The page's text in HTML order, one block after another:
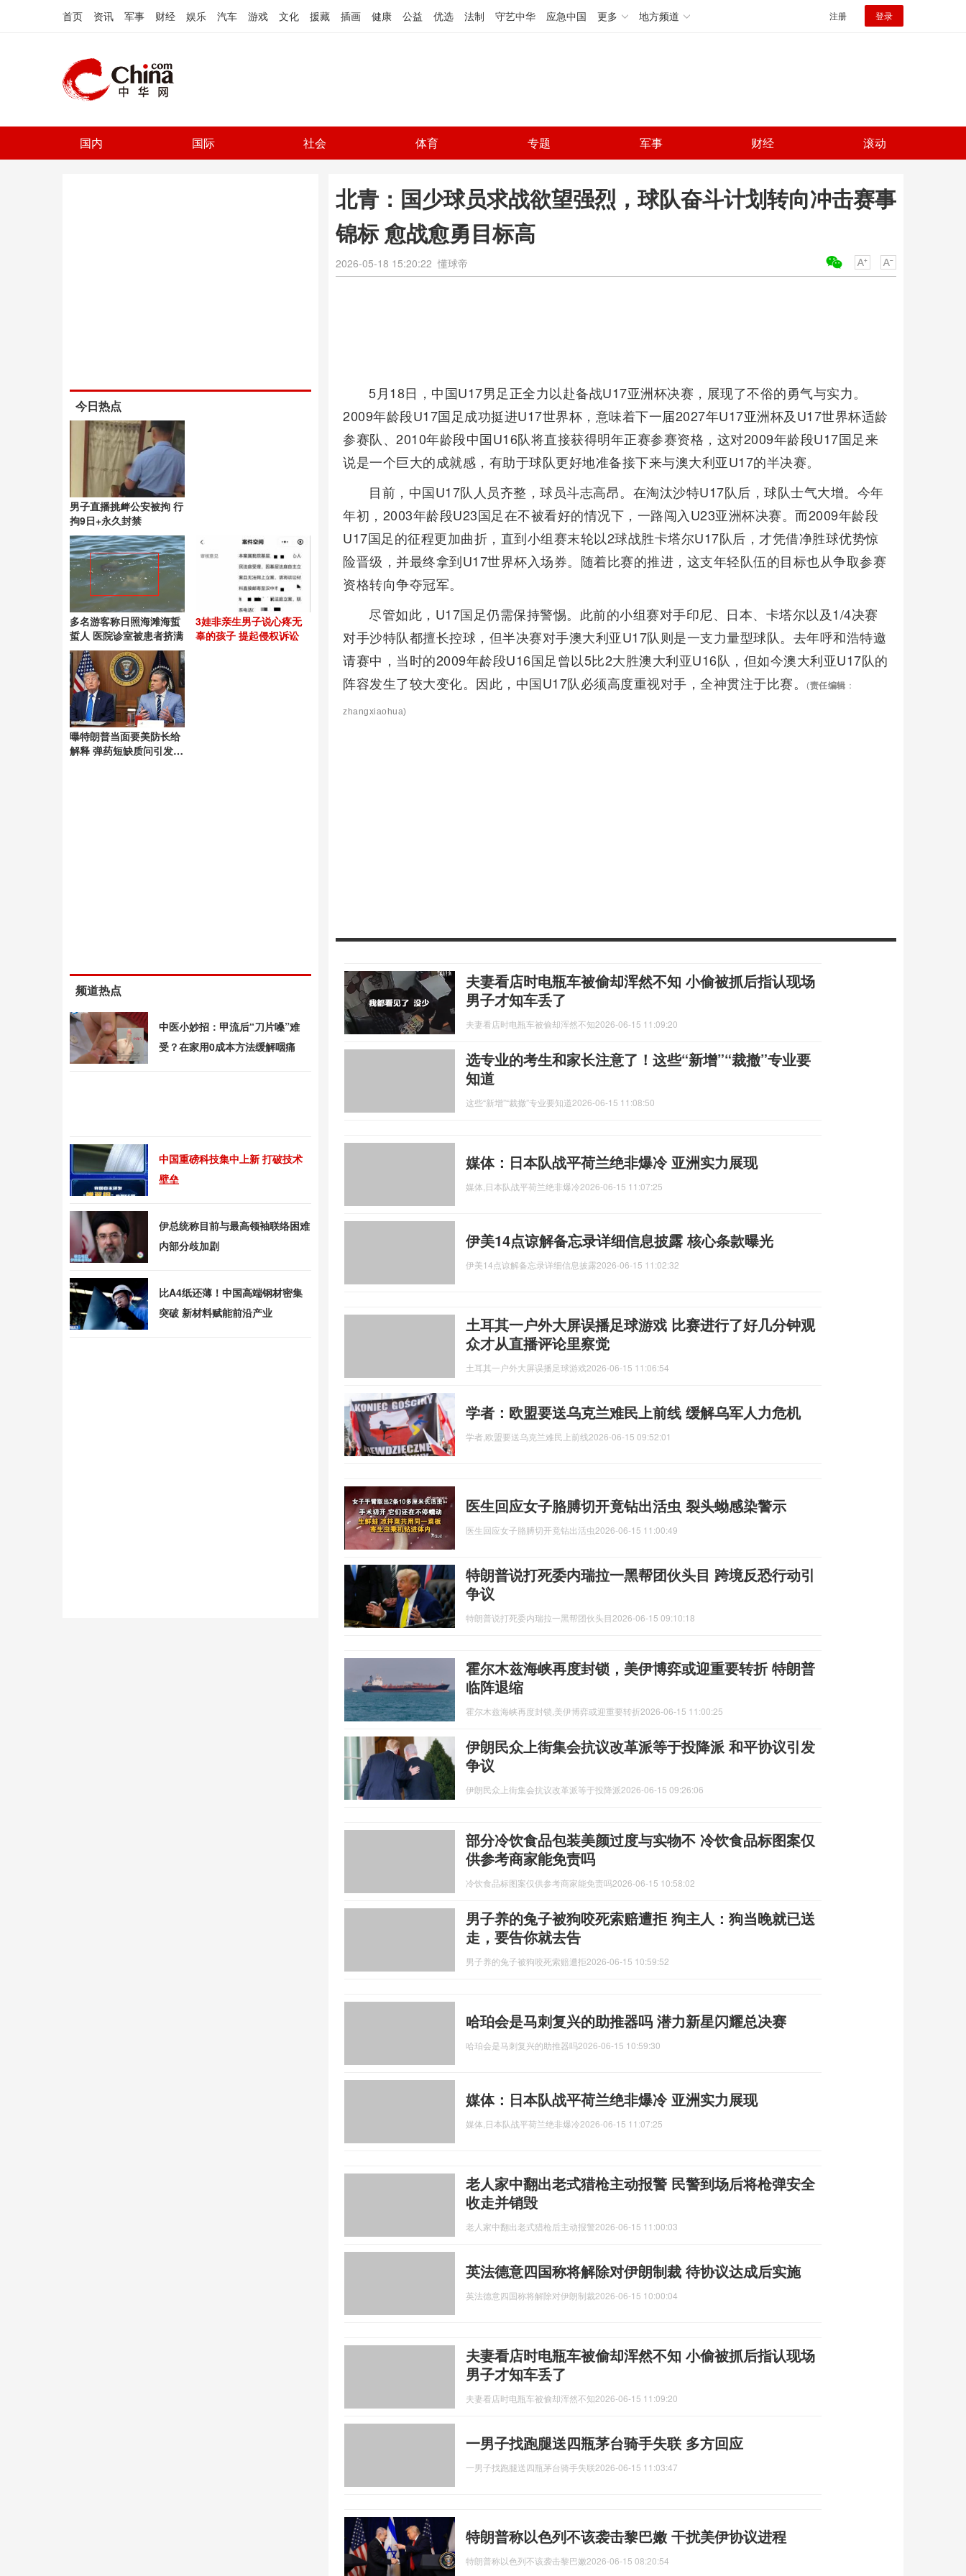
首页 资讯 军事 财经 娱乐 汽车 游戏 文化 援藏 插画 健康 公益 优选 法制 守艺中华 应急中国 更多 地方频道 注册 登录
国内 国际 社会 体育 专题 军事 财经 滚动
北青：国少球员求战欲望强烈，球队奋斗计划转向冲击赛事
锦标 愈战愈勇目标高
2026-05-18 15:20:22 懂球帝
5月18日，中国U17男足正全力以赴备战U17亚洲杯决赛，展现了不俗的勇气与实力。
2009年龄段U17国足成功挺进U17世界杯，意味着下一届2027年U17亚洲杯及U17世界杯适龄
参赛队、2010年龄段中国U16队将直接获得明年正赛参赛资格，这对2009年龄段U17国足来
说是一个巨大的成就感，有助于球队更好地准备接下来与澳大利亚U17的半决赛。
目前，中国U17队人员齐整，球员斗志高昂。在淘汰沙特U17队后，球队士气大增。今年
年初，2003年龄段U23国足在不被看好的情况下，一路闯入U23亚洲杯决赛。而2009年龄段
U17国足的征程更加曲折，直到小组赛末轮以2球战胜卡塔尔U17队后，才凭借净胜球优势惊
险晋级，并最终拿到U17世界杯入场券。随着比赛的推进，这支年轻队伍的目标也从争取参赛
资格转向争夺冠军。
尽管如此，U17国足仍需保持警惕。此前的小组赛对手印尼、日本、卡塔尔以及1/4决赛
对手沙特队都擅长控球，但半决赛对手澳大利亚U17队则是一支力量型球队。去年呼和浩特邀
请赛中，当时的2009年龄段U16国足曾以5比2大胜澳大利亚U16队，但如今澳大利亚U17队的
阵容发生了较大变化。因此，中国U17队必须高度重视对手，全神贯注于比赛。
(责任编辑 ：
zhangxiaohua)
夫妻看店时电瓶车被偷却浑然不知 小偷被抓后指认现场
男子才知车丢了
夫妻看店时电瓶车被偷却浑然不知2026-06-15 11:09:20
选专业的考生和家长注意了！这些“新增”“裁撤”专业要
知道
这些“新增”“裁撤”专业要知道2026-06-15 11:08:50
媒体：日本队战平荷兰绝非爆冷 亚洲实力展现
媒体,日本队战平荷兰绝非爆冷2026-06-15 11:07:25
伊美14点谅解备忘录详细信息披露 核心条款曝光
伊美14点谅解备忘录详细信息披露2026-06-15 11:02:32
土耳其一户外大屏误播足球游戏 比赛进行了好几分钟观
众才从直播评论里察觉
土耳其一户外大屏误播足球游戏2026-06-15 11:06:54
学者：欧盟要送乌克兰难民上前线 缓解乌军人力危机
学者,欧盟要送乌克兰难民上前线2026-06-15 09:52:01
医生回应女子胳膊切开竟钻出活虫 裂头蚴感染警示
医生回应女子胳膊切开竟钻出活虫2026-06-15 11:00:49
特朗普说打死委内瑞拉一黑帮团伙头目 跨境反恐行动引
争议
特朗普说打死委内瑞拉一黑帮团伙头目2026-06-15 09:10:18
霍尔木兹海峡再度封锁，美伊博弈或迎重要转折 特朗普
临阵退缩
霍尔木兹海峡再度封锁,美伊博弈或迎重要转折2026-06-15 11:00:25
伊朗民众上街集会抗议改革派等于投降派 和平协议引发
争议
伊朗民众上街集会抗议改革派等于投降派2026-06-15 09:26:06
部分冷饮食品包装美颜过度与实物不 冷饮食品标图案仅
供参考商家能免责吗
冷饮食品标图案仅供参考商家能免责吗2026-06-15 10:58:02
男子养的兔子被狗咬死索赔遭拒 狗主人：狗当晚就已送
走，要告你就去告
男子养的兔子被狗咬死索赔遭拒2026-06-15 10:59:52
哈珀会是马刺复兴的助推器吗 潜力新星闪耀总决赛
哈珀会是马刺复兴的助推器吗2026-06-15 10:59:30
媒体：日本队战平荷兰绝非爆冷 亚洲实力展现
媒体,日本队战平荷兰绝非爆冷2026-06-15 11:07:25
老人家中翻出老式猎枪主动报警 民警到场后将枪弹安全
收走并销毁
老人家中翻出老式猎枪后主动报警2026-06-15 11:00:03
英法德意四国称将解除对伊朗制裁 待协议达成后实施
英法德意四国称将解除对伊朗制裁2026-06-15 10:00:04
夫妻看店时电瓶车被偷却浑然不知 小偷被抓后指认现场
男子才知车丢了
夫妻看店时电瓶车被偷却浑然不知2026-06-15 11:09:20
一男子找跑腿送四瓶茅台骑手失联 多方回应
一男子找跑腿送四瓶茅台骑手失联2026-06-15 11:03:47
特朗普称以色列不该袭击黎巴嫩 干扰美伊协议进程
特朗普称以色列不该袭击黎巴嫩2026-06-15 08:20:54
今日热点
男子直播挑衅公安被拘 行
拘9日+永久封禁
多名游客称日照海滩海蜇
蜇人 医院诊室被患者挤满
3娃非亲生男子说心疼无
辜的孩子 提起侵权诉讼
曝特朗普当面要美防长给
解释 弹药短缺质问引发争
频道热点
中医小妙招：甲流后“刀片嗓”难
受？在家用0成本方法缓解咽痛
中国重磅科技集中上新 打破技术
壁垒
伊总统称目前与最高领袖联络困难
内部分歧加剧
比A4纸还薄！中国高端钢材密集
突破 新材料赋能前沿产业